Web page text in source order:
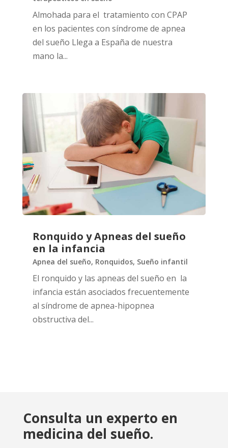
Almohada para el tratamiento con CPAP
en los pacientes con síndrome de apnea
del sueño Llega a España de nuestra
mano la...
Ronquido y Apneas del sueño
en la infancia
Apnea del sueño, Ronquidos, Sueño infantil
El ronquido y las apneas del sueño en la
infancia están asociados frecuentemente
al síndrome de apnea-hipopnea
obstructiva del...
Consulta un experto en
medicina del sueño.